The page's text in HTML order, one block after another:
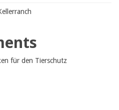
für den Tierschutz